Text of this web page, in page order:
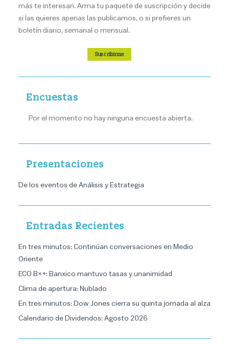
más te interesan. Arma tu paquete de suscripción y decide
si las quieres apenas las publicamos, o si prefieres un
boletín diario, semanal o mensual.
Suscribirme
Encuestas
Por el momento no hay ninguna encuesta abierta.
Presentaciones
De los eventos de Análisis y Estrategia
Entradas Recientes
En tres minutos: Continúan conversaciones en Medio
Oriente
ECO B×+: Banxico mantuvo tasas y unanimidad
Clima de apertura: Nublado
En tres minutos: Dow Jones cierra su quinta jornada al alza
Calendario de Dividendos: Agosto 2026